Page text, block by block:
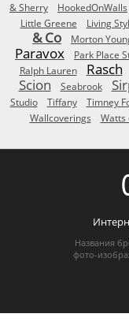
& Sherry
HookedOnWalls
Little Greene
Living
& Co
Morton
Paravox Park Place
Ralph Lauren
Rasch
Scion Seabrook
Studio
Tiffany Timney
Wallcoverings
Watts
Названия
фото-